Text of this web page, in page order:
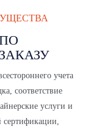
учета
соответствие
услуги и
сертификации,